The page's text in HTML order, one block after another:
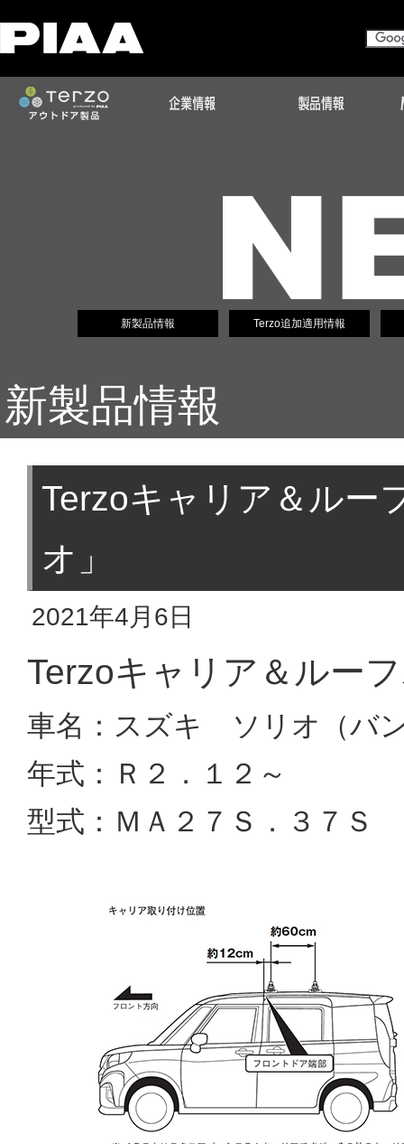
新製品情報 Terzo追加適用情報
新製品情報
Terzoキャリア＆ルー
オ」
2021年4月6日
Terzoキャリア＆ルー
車名：スズキ ソリオ（バ
年式：Ｒ２．１２～
型式：ＭＡ２７Ｓ．３７Ｓ